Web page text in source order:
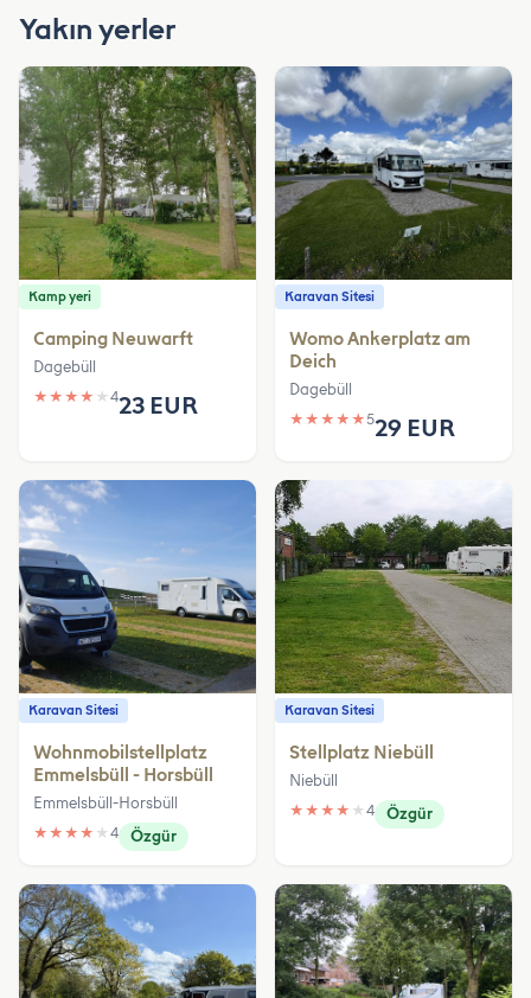
Yakın yerler
Kamp yeri
Camping Neuwarft
Dagebüll
★ ★ ★ ★ ★ 423 EUR
Karavan Sitesi
Womo Ankerplatz am
Deich
Dagebüll
★ ★ ★ ★ ★529 EUR
Karavan Sitesi
Wohnmobilstellplatz
Emmelsbüll - Horsbüll
Emmelsbüll-Horsbüll
★ ★ ★ ★ ★ 4 Özgür
Karavan Sitesi
Stellplatz Niebüll
Niebüll
★ ★ ★ ★ ★ 4 Özgür